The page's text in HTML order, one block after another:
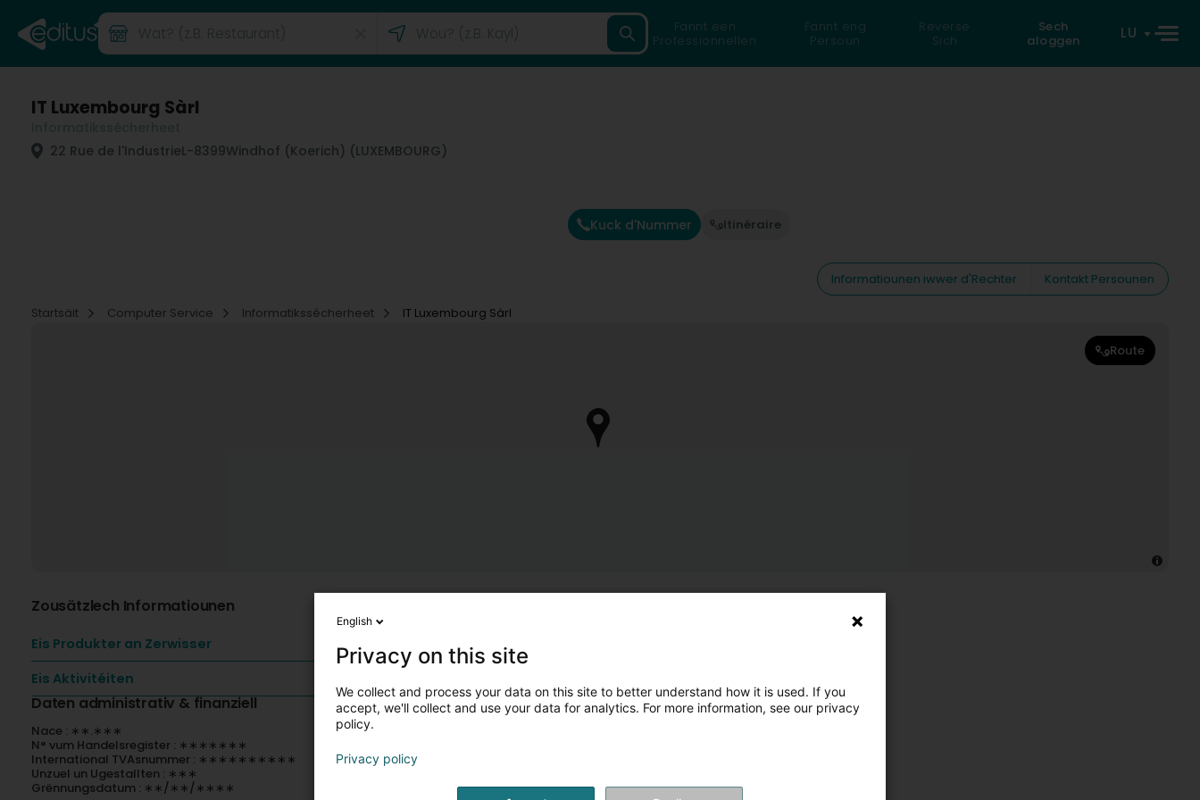
Fannt een
Professionnellen
Fannt eng
Persoun
Reverse
Sich
Sech
aloggen
LU
IT Luxembourg Sàrl
22 Rue de l'IndustrieL-8399Windhof (Koerich) (LUXEMBOURG)
Kuck d'Nummer Itinéraire
Informatiounen iwwer d'Rechter
Kontakt Persounen
Startsäit
Computer Service Informatikssécherheet IT Luxembourg Sàrl
Route
Zousätzlech Informatiounen
Eis Produkter an Zerwisser
Eis Aktivitéiten
Daten administrativ & finanziell
Nace : ∗∗.∗∗∗
N° vum Handelsregister : ∗∗∗∗∗∗∗
International TVAsnummer : ∗∗∗∗∗∗∗∗∗∗
Unzuel un Ugestallten : ∗∗∗
Grënnungsdatum : ∗∗/∗∗/∗∗∗∗
English
Privacy on this site
We collect and process your data on this site to better understand how it is used. If you
accept, we'll collect and use your data for analytics. For more information, see our privacy
policy.
Privacy policy